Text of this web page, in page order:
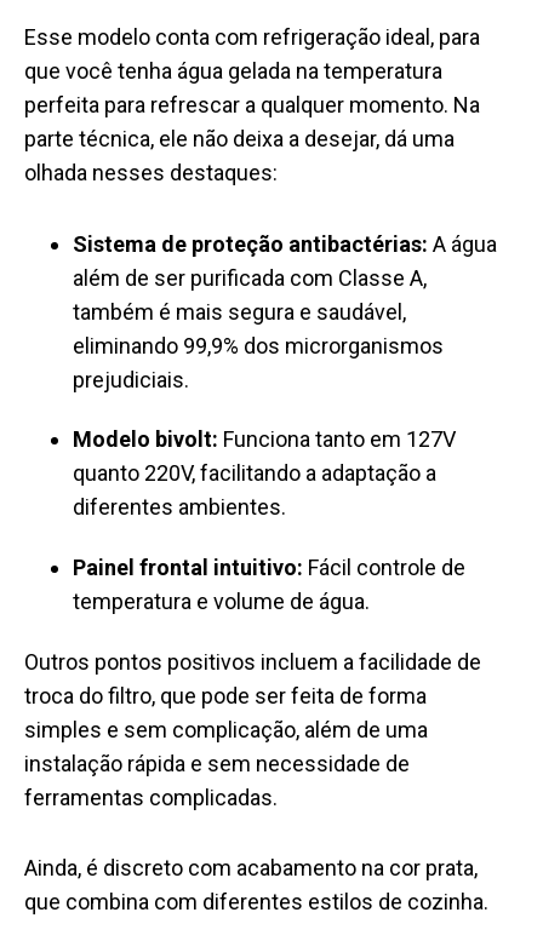
Esse modelo conta com refrigeração ideal, para
que você tenha água gelada na temperatura
perfeita para refrescar a qualquer momento. Na
parte técnica, ele não deixa a desejar, dá uma
olhada nesses destaques:
Sistema de proteção antibactérias: A água
além de ser purificada com Classe A,
também é mais segura e saudável,
eliminando 99,9% dos microrganismos
prejudiciais.
Modelo bivolt: Funciona tanto em 127V
quanto 220V, facilitando a adaptação a
diferentes ambientes.
Painel frontal intuitivo: Fácil controle de
temperatura e volume de água.
Outros pontos positivos incluem a facilidade de
troca do filtro, que pode ser feita de forma
simples e sem complicação, além de uma
instalação rápida e sem necessidade de
ferramentas complicadas.
Ainda, é discreto com acabamento na cor prata,
que combina com diferentes estilos de cozinha.